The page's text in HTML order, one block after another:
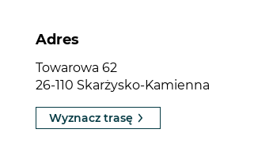
Adres
Towarowa 62
26-110 Skarżysko-Kamienna
Wyznacz trasę